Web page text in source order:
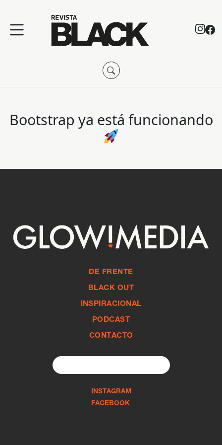
Bootstrap ya está funcionando
DE FRENTE
BLACK OUT
INSPIRACIONAL
PODCAST
CONTACTO
for:
INSTAGRAM
FACEBOOK